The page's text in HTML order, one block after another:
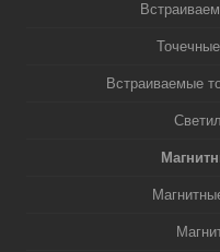
Встраиваемые